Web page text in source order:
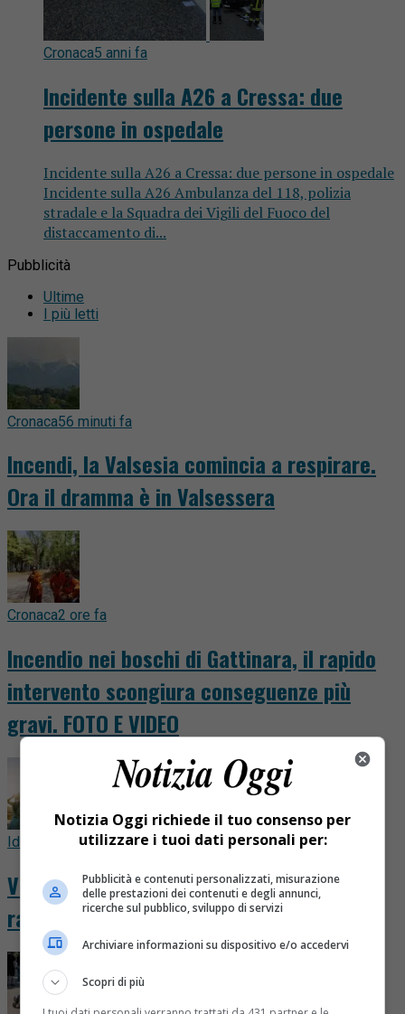
Cronaca5 anni fa
Incidente sulla A26 a Cressa: due
persone in ospedale
Incidente sulla A26 a Cressa: due persone in ospedale
Incidente sulla A26 Ambulanza del 118, polizia
stradale e la Squadra dei Vigili del Fuoco del
distaccamento di...
Pubblicità
Ultime
I più letti
Cronaca56 minuti fa
Incendi, la Valsesia comincia a respirare.
Ora il dramma è in Valsessera
Cronaca2 ore fa
Incendio nei boschi di Gattinara, il rapido
intervento scongiura conseguenze più
gravi. FOTO E VIDEO
Idee & Consigli2 ore fa
Viaggio nella Parigi storica, i luoghi che
raccontano duemila anni di città
Notizia Oggi richiede il tuo consenso per
utilizzare i tuoi dati personali per:
Pubblicità e contenuti personalizzati, misurazione
delle prestazioni dei contenuti e degli annunci,
ricerche sul pubblico, sviluppo di servizi
Archiviare informazioni su dispositivo e/o accedervi
Scopri di più